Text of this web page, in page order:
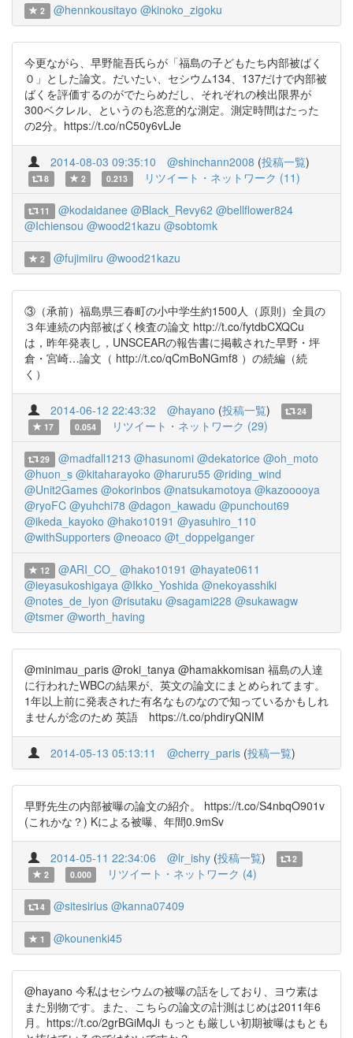
2 @hennkousitayo @kinoko_zigoku
今更ながら、早野龍吾氏らが「福島の子どもたち内部被ばく
０」とした論文。だいたい、セシウム134、137だけで内部被
ばくを評価するのがでたらめだし、それぞれの検出限界が
300ベクレル、というのも恣意的な測定。測定時間はたった
の2分。https://t.co/nC50y6vLJe
2014-08-03 09:35:10 @shinchann2008 (投稿一覧)
8 2 0.213 リツイート・ネットワーク (11)
11 @kodaidanee @Black_Revy62 @bellflower824
@Ichiensou @wood21kazu @sobtomk
2 @fujimiiru @wood21kazu
③（承前）福島県三春町の小中学生約1500人（原則）全員の
３年連続の内部被ばく検査の論文 http://t.co/fytdbCXQCu
は，昨年発表し，UNSCEARの報告書に掲載された早野・坪
倉・宮崎…論文（ http://t.co/qCmBoNGmf8 ）の続編（続
く）
2014-06-12 22:43:32 @hayano (投稿一覧)
24
17
0.054 リツイート・ネットワーク (29)
29 @madfall1213 @hasunomi @dekatorice @oh_moto
@huon_s @kitaharayoko @haruru55 @riding_wind
@Unit2Games @okorinbos @natsukamotoya @kazooooya
@ryoFC @yuhchi78 @dagon_kawadu @punchout69
@ikeda_kayoko @hako10191 @yasuhiro_110
@withSupporters @neoaco @t_doppelganger
12 @ARI_CO_ @hako10191 @hayate0611
@ieyasukoshigaya @Ikko_Yoshida @nekoyasshiki
@notes_de_lyon @risutaku @sagami228 @sukawagw
@tsmer @worth_having
@minimau_paris @roki_tanya @hamakkomisan 福島の人達
に行われたWBCの結果が、英文の論文にまとめられてます。
1年以上前に発表された有名なものなので知っているかもしれ
ませんが念のため 英語 https://t.co/phdiryQNIM
2014-05-13 05:13:11 @cherry_paris (投稿一覧)
早野先生の内部被曝の論文の紹介。 https://t.co/S4nbqO901v
(これかな？) Kによる被曝、年間0.9mSv
2014-05-11 22:34:06 @lr_ishy (投稿一覧)
2
2
0.000 リツイート・ネットワーク (4)
4 @sitesirius @kanna07409
1 @kounenki45
@hayano 今私はセシウムの被曝の話をしており、ヨウ素は
また別物です。また、こちらの論文の計測はじめは2011年6
月。https://t.co/2grBGiMqJi もっとも厳しい初期被曝はもとも